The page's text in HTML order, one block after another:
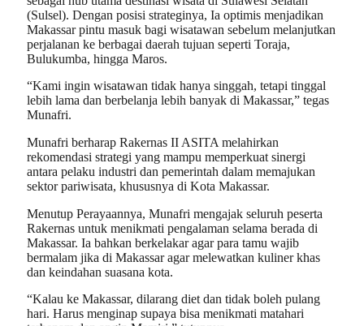
(Sulsel). Dengan posisi strateginya, Ia optimis menjadikan
Makassar pintu masuk bagi wisatawan sebelum melanjutkan
perjalanan ke berbagai daerah tujuan seperti Toraja,
Bulukumba, hingga Maros.
“Kami ingin wisatawan tidak hanya singgah, tetapi tinggal
lebih lama dan berbelanja lebih banyak di Makassar,” tegas
Munafri.
Munafri berharap Rakernas II ASITA melahirkan
rekomendasi strategi yang mampu memperkuat sinergi
antara pelaku industri dan pemerintah dalam memajukan
sektor pariwisata, khususnya di Kota Makassar.
Menutup Perayaannya, Munafri mengajak seluruh peserta
Rakernas untuk menikmati pengalaman selama berada di
Makassar. Ia bahkan berkelakar agar para tamu wajib
bermalam jika di Makassar agar melewatkan kuliner khas
dan keindahan suasana kota.
“Kalau ke Makassar, dilarang diet dan tidak boleh pulang
hari. Harus menginap supaya bisa menikmati matahari